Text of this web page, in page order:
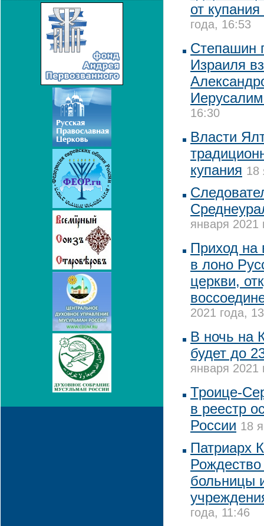
от
года, 16:53
Степашин
Израиля
16:30
Власти
купания 18
января 2021
Приход на
в лоно
церкви,
2021 года,
В ночь на
будет до
января 2021
Троице-
в реестр
России 18
Патриарх
больницы
года, 11:46